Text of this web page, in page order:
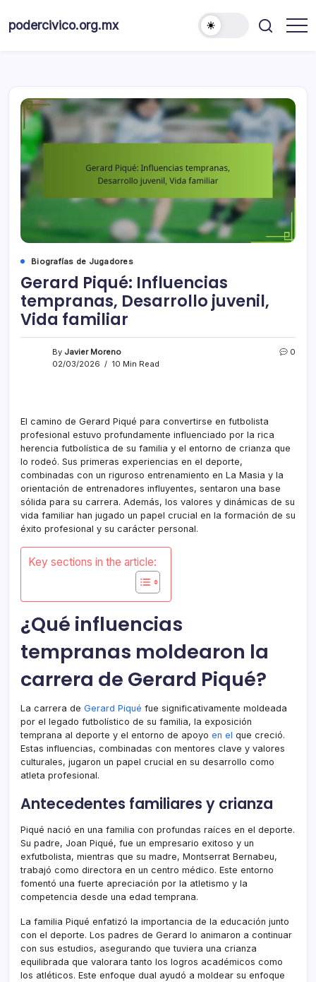
podercivico.org.mx
Biografías de Jugadores
Gerard Piqué: Influencias
tempranas, Desarrollo juvenil,
Vida familiar
By Javier Moreno
02/03/2026
10 Min Read
0
El camino de Gerard Piqué para convertirse en futbolista
profesional estuvo profundamente influenciado por la rica
herencia futbolística de su familia y el entorno de crianza que
lo rodeó. Sus primeras experiencias en el deporte,
combinadas con un riguroso entrenamiento en La Masia y la
orientación de entrenadores influyentes, sentaron una base
sólida para su carrera. Además, los valores y dinámicas de su
vida familiar han jugado un papel crucial en la formación de su
éxito profesional y su carácter personal.
Key sections in the article:
¿Qué influencias
tempranas moldearon la
carrera de Gerard Piqué?
La carrera de Gerard Piqué fue significativamente moldeada
por el legado futbolístico de su familia, la exposición
temprana al deporte y el entorno de apoyo en el que creció.
Estas influencias, combinadas con mentores clave y valores
culturales, jugaron un papel crucial en su desarrollo como
atleta profesional.
Antecedentes familiares y crianza
Piqué nació en una familia con profundas raíces en el deporte.
Su padre, Joan Piqué, fue un empresario exitoso y un
exfutbolista, mientras que su madre, Montserrat Bernabeu,
trabajó como directora en un centro médico. Este entorno
fomentó una fuerte apreciación por la atletismo y la
competencia desde una edad temprana.
La familia Piqué enfatizó la importancia de la educación junto
con el deporte. Los padres de Gerard lo animaron a continuar
con sus estudios, asegurando que tuviera una crianza
equilibrada que valorara tanto los logros académicos como
los atléticos. Este enfoque dual ayudó a moldear su enfoque